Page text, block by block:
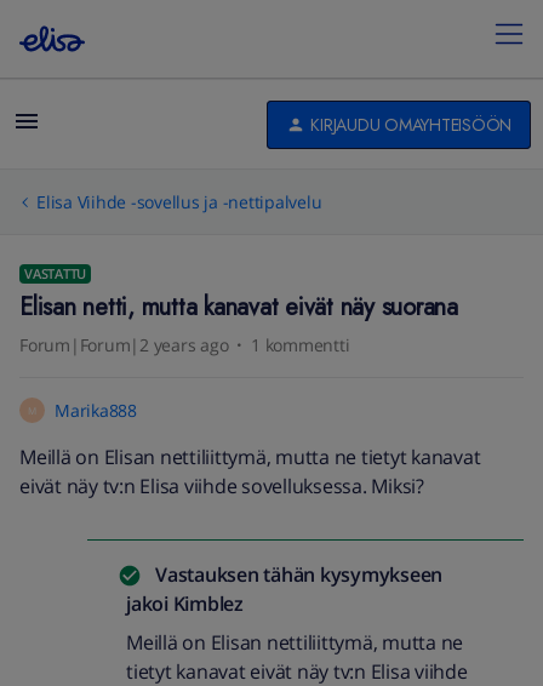
KIRJAUDU OMAYHTEISÖÖN
Elisa Viihde -sovellus ja -nettipalvelu
VASTATTU
Elisan netti, mutta kanavat eivät näy suorana
Forum|Forum|2 years ago 1 kommentti
M Marika888
Meillä on Elisan nettiliittymä, mutta ne tietyt kanavat
eivät näy tv:n Elisa viihde sovelluksessa. Miksi?
Vastauksen tähän kysymykseen
jakoi Kimblez
Meillä on Elisan nettiliittymä, mutta ne
tietyt kanavat eivät näy tv:n Elisa viihde